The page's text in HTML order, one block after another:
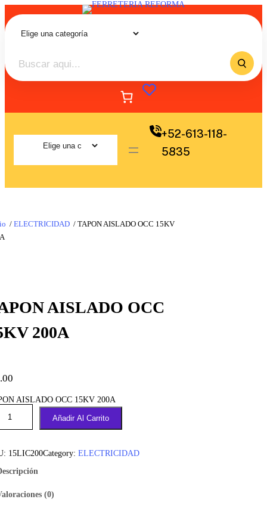
+52-613-118-
5835
/ ELECTRICIDAD / TAPON AISLADO OCC 15KV
AISLADO OCC
200A
AISLADO OCC 15KV 200A
Añadir Al Carrito
15LIC200Category: ELECTRICIDAD
(0)